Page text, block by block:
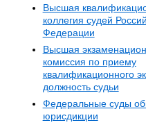
Высшая
коллегия судей
Федерации
Высшая
комиссия по приему
квалификационного
должность судьи
Федеральные суды
юрисдикции